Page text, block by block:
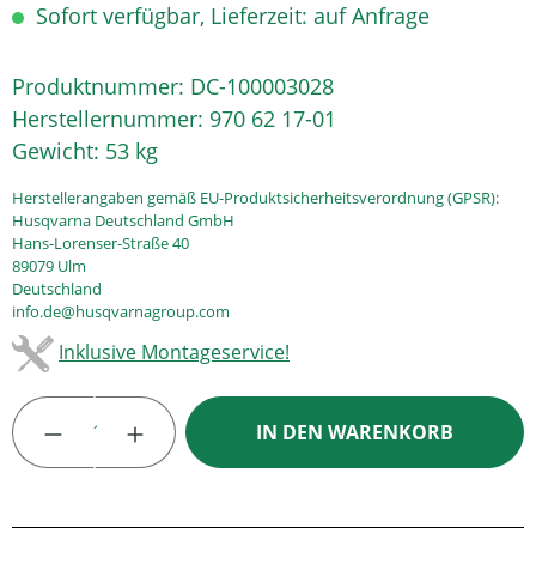
Sofort verfügbar, Lieferzeit: auf Anfrage
Produktnummer: DC-100003028
Herstellernummer: 970 62 17-01
Gewicht: 53 kg
Herstellerangaben gemäß EU-Produktsicherheitsverordnung (GPSR):
Husqvarna Deutschland GmbH
Hans-Lorenser-Straße 40
89079 Ulm
Deutschland
info.de@husqvarnagroup.com
Inklusive Montageservice!
Produkt Anzahl: Gib den gewünschten
IN DEN WARENKORB